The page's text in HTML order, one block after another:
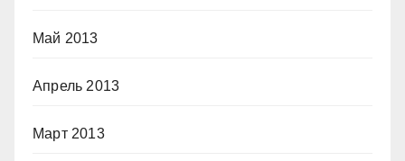
Май 2013
Апрель 2013
Март 2013